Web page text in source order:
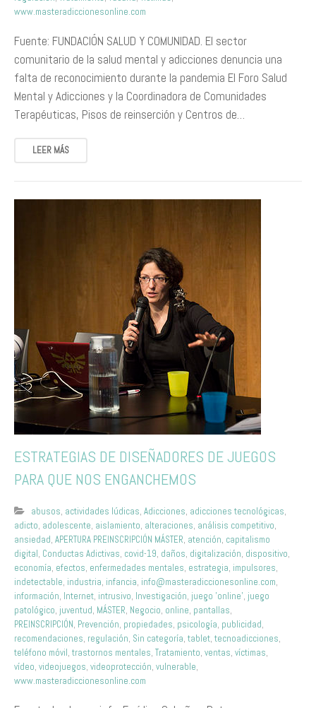
www.masteradiccionesonline.com
Fuente: FUNDACIÓN SALUD Y COMUNIDAD. El sector
comunitario de la salud mental y adicciones denuncia una
falta de reconocimiento durante la pandemia El Foro Salud
Mental y Adicciones y la Coordinadora de Comunidades
Terapéuticas, Pisos de reinserción y Centros de…
LEER MÁS
ESTRATEGIAS DE DISEÑADORES DE JUEGOS
PARA QUE NOS ENGANCHEMOS
abusos, actividades lúdicas, Adicciones, adicciones tecnológicas,
adicto, adolescente, aislamiento, alteraciones, análisis competitivo,
ansiedad, APERTURA PREINSCRIPCIÓN MÁSTER, atención, capitalismo
digital, Conductas Adictivas, covid-19, daños, digitalización, dispositivo,
economía, efectos, enfermedades mentales, estrategia, impulsores,
indetectable, industria, infancia, info@masteradiccionesonline.com,
información, Internet, intrusivo, Investigación, juego 'online', juego
patológico, juventud, MÁSTER, Negocio, online, pantallas,
PREINSCRIPCIÓN, Prevención, propiedades, psicología, publicidad,
recomendaciones, regulación, Sin categoría, tablet, tecnoadicciones,
teléfono móvil, trastornos mentales, Tratamiento, ventas, víctimas,
vídeo, videojuegos, videoprotección, vulnerable,
www.masteradiccionesonline.com